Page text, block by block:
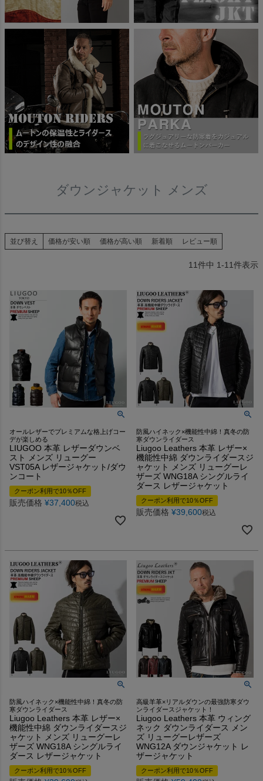
ダウンジャケット メンズ
並び替え 価格が安い順 価格が高い順 新着順 レビュー順
11件中 1-11件表示
オールレザーでプレミアムな格上げコー
デが楽しめる
LIUGOO 本革 レザーダウンベ
スト メンズ リューグー
VST05A レザージャケット/ダウ
ンコート
クーポン利用で10％OFF
販売価格 ¥37,400税込
防風ハイネック×機能性中綿！真冬の防
寒ダウンライダース
Liugoo Leathers 本革 レザー×
機能性中綿 ダウンライダースジ
ャケット メンズ リューグーレ
ザーズ WNG18A シングルライ
ダース レザージャケット
クーポン利用で10％OFF
販売価格 ¥39,600税込
防風ハイネック×機能性中綿！真冬の防
寒ダウンライダース
Liugoo Leathers 本革 レザー×
機能性中綿 ダウンライダースジ
ャケット メンズ リューグーレ
ザーズ WNG18A シングルライ
ダース レザージャケット
クーポン利用で10％OFF
高級羊革×リアルダウンの最強防寒ダウ
ンライダースジャケット！
Liugoo Leathers 本革 ウィング
ネック ダウンライダース メン
ズ リューグーレザーズ
WNG12A ダウンジャケット レ
ザージャケット
クーポン利用で10％OFF